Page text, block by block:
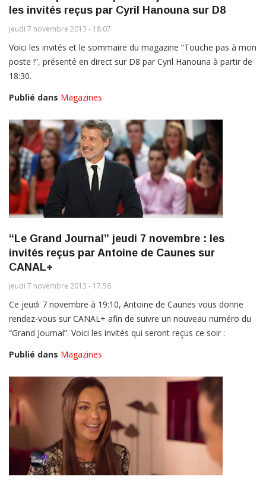
les invités reçus par Cyril Hanouna sur D8
jeudi 7 novembre 2013 - 18:07
Voici les invités et le sommaire du magazine “Touche pas à mon
poste !”, présenté en direct sur D8 par Cyril Hanouna à partir de
18:30.
Publié dans Magazines
“Le Grand Journal” jeudi 7 novembre : les
invités reçus par Antoine de Caunes sur
CANAL+
jeudi 7 novembre 2013 - 17:56
Ce jeudi 7 novembre à 19:10, Antoine de Caunes vous donne
rendez-vous sur CANAL+ afin de suivre un nouveau numéro du
“Grand Journal”. Voici les invités qui seront reçus ce soir :
Publié dans Magazines